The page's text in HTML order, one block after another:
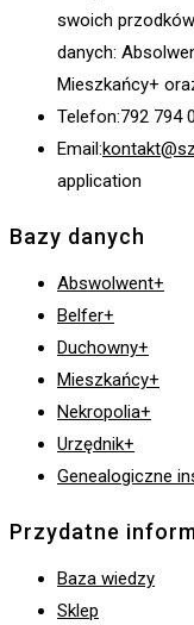
swoich
danych:
Mieszkańcy+
Telefon:792 794
Email:
application
Bazy danych
Abswolwent+
Belfer+
Duchowny+
Mieszkańcy+
Nekropolia+
Urzędnik+
Genealogiczne
Przydatne
Baza wiedzy
Sklep